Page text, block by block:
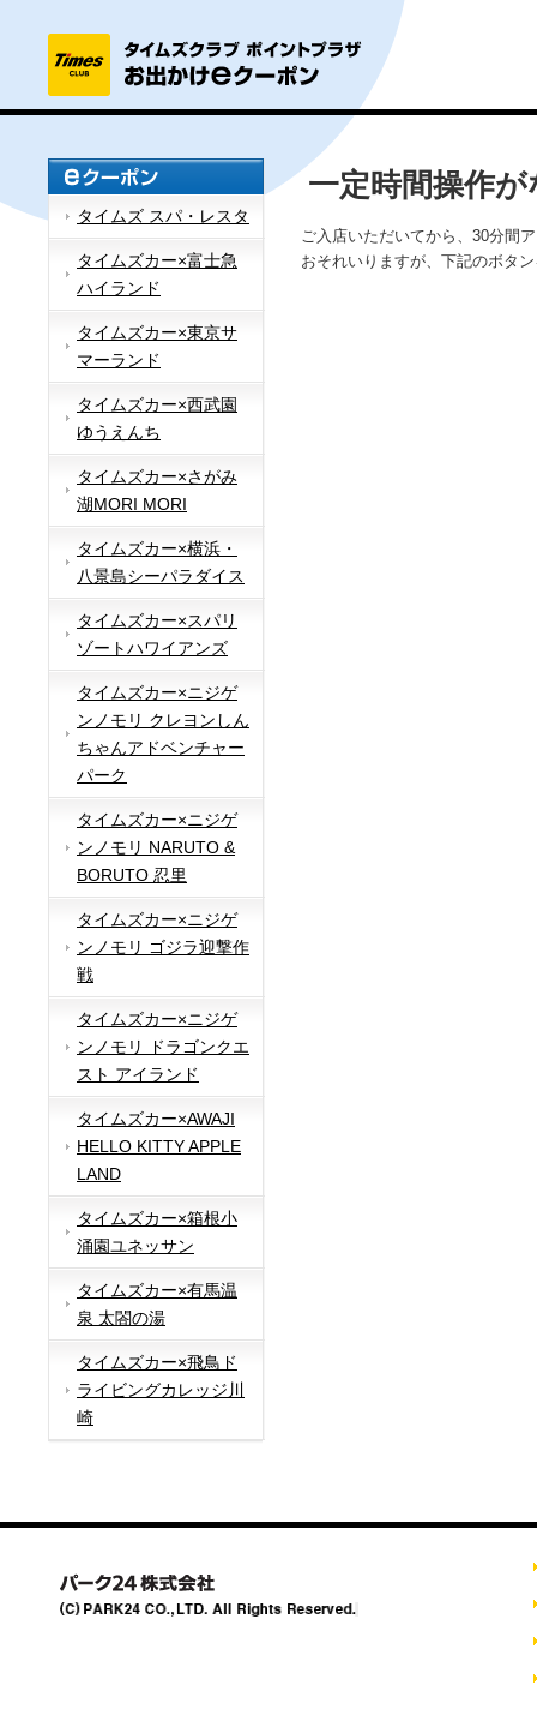
タイムズ スパ・レスタ
タイムズカー×富士急
ハイランド
タイムズカー×東京サ
マーランド
タイムズカー×西武園
ゆうえんち
タイムズカー×さがみ
湖MORI MORI
タイムズカー×横浜・
八景島シーパラダイス
タイムズカー×スパリ
ゾートハワイアンズ
タイムズカー×ニジゲ
ンノモリ クレヨンしん
ちゃんアドベンチャー
パーク
タイムズカー×ニジゲ
ンノモリ NARUTO &
BORUTO 忍里
タイムズカー×ニジゲ
ンノモリ ゴジラ迎撃作
戦
タイムズカー×ニジゲ
ンノモリ ドラゴンクエ
スト アイランド
タイムズカー×AWAJI
HELLO KITTY APPLE
LAND
タイムズカー×箱根小
涌園ユネッサン
タイムズカー×有馬温
泉 太閤の湯
タイムズカー×飛鳥ド
ライビングカレッジ川
崎
一定時間操作
ご入店いただいてから、30分間
おそれいりますが、下記のボタ